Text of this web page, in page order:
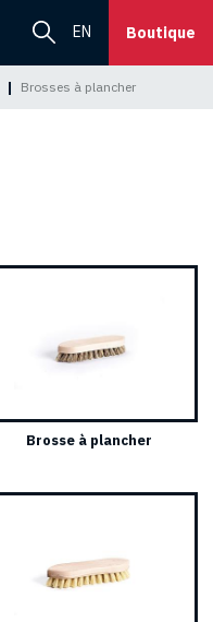
EN Boutique
Brosses à plancher
Brosse à plancher